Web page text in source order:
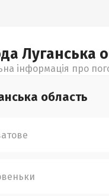
Луганська
інформація про
область